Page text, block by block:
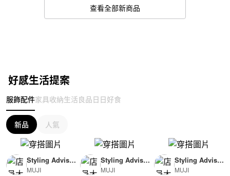
查看全部新商品
好感生活提案
服飾配件家具收納生活良品日日好食
新品 人氣
Styling Advisor
( For Woman )
MUJI
Styling Advisor
( For Man )
MUJI
Styling Advisor
( For Man )
MUJI